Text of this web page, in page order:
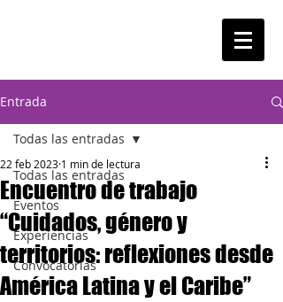
Entrada
Todas las entradas
Eventos
Experiencias
Convocatorias
Todas las entradas
Encuentro de trabajo
“Cuidados, género y
territorios: reflexiones desde
América Latina y el Caribe”
22 feb 2023 1 min de lectura